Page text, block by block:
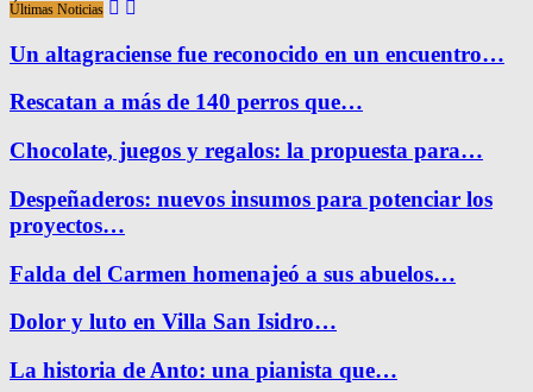
Últimas Noticias
Un altagraciense fue reconocido en un encuentro…
Rescatan a más de 140 perros que…
Chocolate, juegos y regalos: la propuesta para…
Despeñaderos: nuevos insumos para potenciar los
proyectos…
Falda del Carmen homenajeó a sus abuelos…
Dolor y luto en Villa San Isidro…
La historia de Anto: una pianista que…